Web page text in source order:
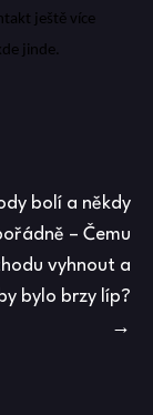
ještě více
jinde.
bolí a někdy
– Čemu
vyhnout a
bylo brzy líp?